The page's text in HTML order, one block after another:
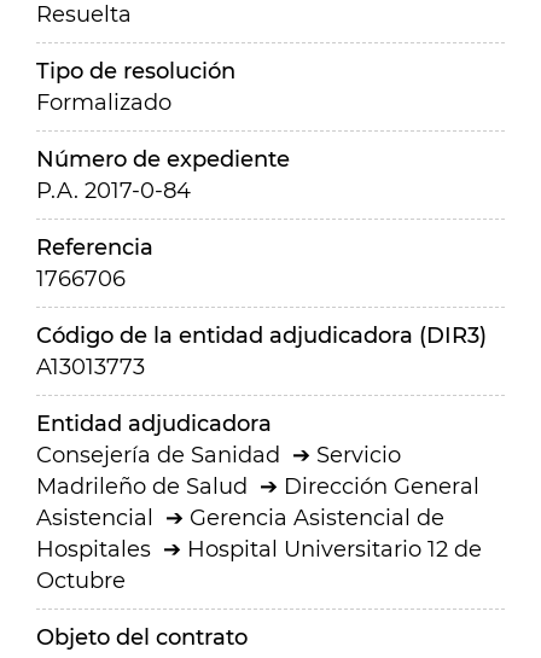
Resuelta
Tipo de resolución
Formalizado
Número de expediente
P.A. 2017-0-84
Referencia
1766706
Código de la entidad adjudicadora (DIR3)
A13013773
Entidad adjudicadora
Consejería de Sanidad
Servicio
Madrileño de Salud
Dirección General
Asistencial
Gerencia Asistencial de
Hospitales
Hospital Universitario 12 de
Octubre
Objeto del contrato